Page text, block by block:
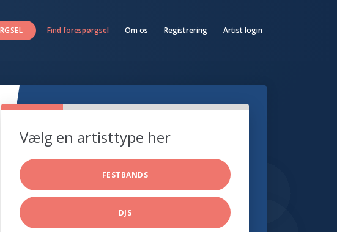
Find forespørgsel Om os Registrering Artist login
Vælg en artisttype her
FESTBANDS
DJS